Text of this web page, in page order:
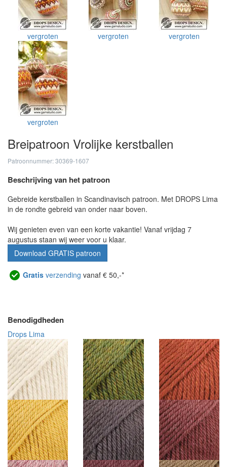
vergroten vergroten vergroten
vergroten
Breipatroon Vrolijke kerstballen
Patroonnummer: 30369-1607
Beschrijving van het patroon
Gebreide kerstballen in Scandinavisch patroon. Met DROPS Lima
in de rondte gebreid van onder naar boven.
Wij genieten even van een korte vakantie! Vanaf vrijdag 7
augustus staan wij weer voor u klaar.
Download GRATIS patroon
Gratis verzending vanaf € 50,-*
Benodigdheden
Drops Lima